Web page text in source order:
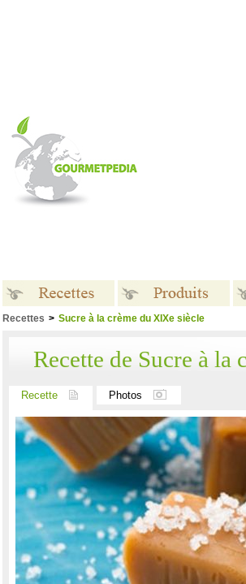
Recettes > Sucre à la crème du XIXe siècle
Recette de Sucre à
Recette Photos